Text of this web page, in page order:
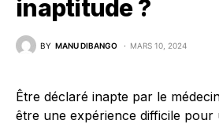
inaptitude ?
BY MANU DIBANGO MARS 10, 2024
Être déclaré inapte par le
être une expérience difficile pour